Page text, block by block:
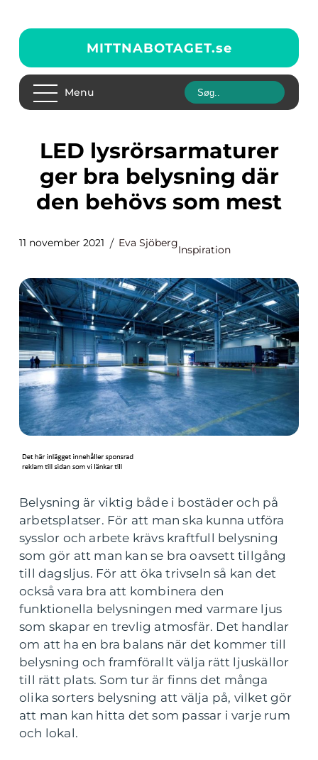
MITTNABOTAGET.se
Menu
LED lysrörsarmaturer
ger bra belysning där
den behövs som mest
11 november 2021 Eva Sjöberg
Inspiration
Belysning är viktig både i bostäder och på
arbetsplatser. För att man ska kunna utföra
sysslor och arbete krävs kraftfull belysning
som gör att man kan se bra oavsett tillgång
till dagsljus. För att öka trivseln så kan det
också vara bra att kombinera den
funktionella belysningen med varmare ljus
som skapar en trevlig atmosfär. Det handlar
om att ha en bra balans när det kommer till
belysning och framförallt välja rätt ljuskällor
till rätt plats. Som tur är finns det många
olika sorters belysning att välja på, vilket gör
att man kan hitta det som passar i varje rum
och lokal.